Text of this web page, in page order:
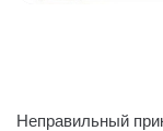
Неправильный